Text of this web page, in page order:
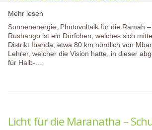
Mehr lesen
Sonnenenergie, Photovoltaik für die Ramah
Rushango ist ein Dörfchen, welches sich
Distrikt Ibanda, etwa 80 km nördlich von
Lehrer, welcher die Vision hatte, in dieser
für Halb-…
Licht für die Maranatha –